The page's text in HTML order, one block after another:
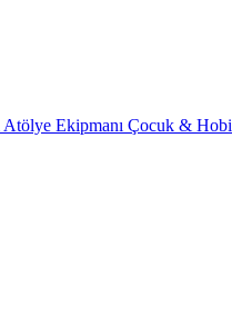
Atölye Ekipmanı Çocuk & Hobi